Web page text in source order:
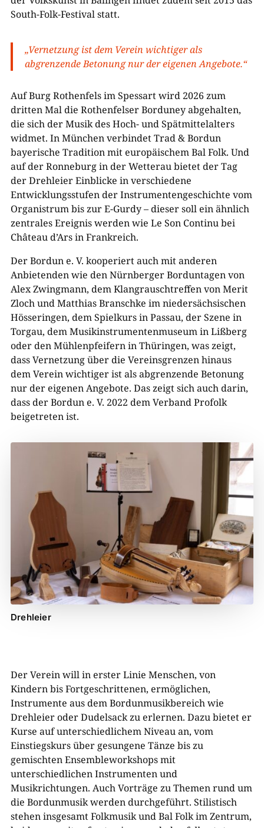
South-Folk-Festival statt.
„Vernetzung ist dem Verein wichtiger als
abgrenzende Betonung nur der eigenen Angebote.“
Auf Burg Rothenfels im Spessart wird 2026 zum
dritten Mal die Rothenfelser Borduney abgehalten,
die sich der Musik des Hoch- und Spätmittelalters
widmet. In München verbindet Trad & Bordun
bayerische Tradition mit europäischem Bal Folk. Und
auf der Ronneburg in der Wetterau bietet der Tag
der Drehleier Einblicke in verschiedene
Entwicklungsstufen der Instrumentengeschichte vom
Organistrum bis zur E-Gurdy – dieser soll ein ähnlich
zentrales Ereignis werden wie Le Son Continu bei
Château d’Ars in Frankreich.
Der Bordun e. V. kooperiert auch mit anderen
Anbietenden wie den Nürnberger Borduntagen von
Alex Zwingmann, dem Klangrauschtreffen von Merit
Zloch und Matthias Branschke im niedersächsischen
Hösseringen, dem Spielkurs in Passau, der Szene in
Torgau, dem Musikinstrumentenmuseum in Lißberg
oder den Mühlenpfeifern in Thüringen, was zeigt,
dass Vernetzung über die Vereinsgrenzen hinaus
dem Verein wichtiger ist als abgrenzende Betonung
nur der eigenen Angebote. Das zeigt sich auch darin,
dass der Bordun e. V. 2022 dem Verband Profolk
beigetreten ist.
Drehleier
Der Verein will in erster Linie Menschen, von
Kindern bis Fortgeschrittenen, ermöglichen,
Instrumente aus dem Bordunmusikbereich wie
Drehleier oder Dudelsack zu erlernen. Dazu bietet er
Kurse auf unterschiedlichem Niveau an, vom
Einstiegskurs über gesungene Tänze bis zu
gemischten Ensembleworkshops mit
unterschiedlichen Instrumenten und
Musikrichtungen. Auch Vorträge zu Themen rund um
die Bordunmusik werden durchgeführt. Stilistisch
stehen insgesamt Folkmusik und Bal Folk im Zentrum,